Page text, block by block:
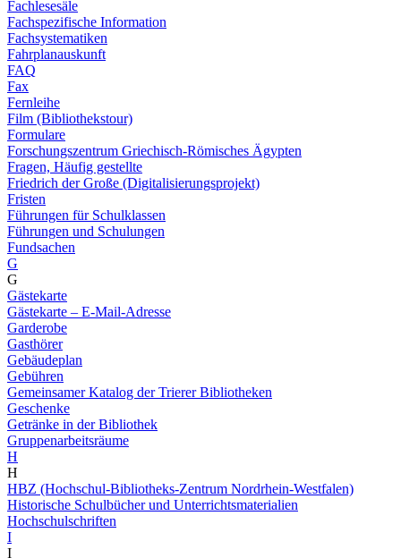
Fachlesesäle
Fachspezifische Information
Fachsystematiken
Fahrplanauskunft
FAQ
Fax
Fernleihe
Film (Bibliothekstour)
Formulare
Forschungszentrum Griechisch-Römisches Ägypten
Fragen, Häufig gestellte
Friedrich der Große (Digitalisierungsprojekt)
Fristen
Führungen für Schulklassen
Führungen und Schulungen
Fundsachen
G
G
Gästekarte
Gästekarte – E-Mail-Adresse
Garderobe
Gasthörer
Gebäudeplan
Gebühren
Gemeinsamer Katalog der Trierer Bibliotheken
Geschenke
Getränke in der Bibliothek
Gruppenarbeitsräume
H
H
HBZ (Hochschul-Bibliotheks-Zentrum Nordrhein-Westfalen)
Historische Schulbücher und Unterrichtsmaterialien
Hochschulschriften
I
I